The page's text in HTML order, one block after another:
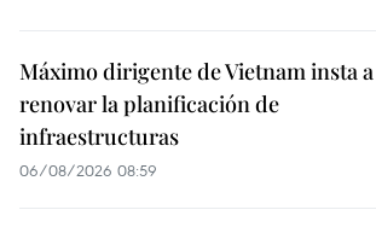
Máximo dirigente de Vietnam insta a
renovar la planificación de
infraestructuras
06/08/2026 08:59